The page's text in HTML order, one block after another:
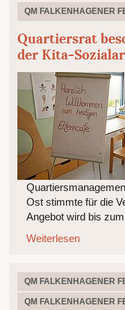
QM FALKENHAGENER
Quartiersrat
der Kita-
Ost stimmte für die
Angebot wird bis
Weiterlesen
QM FALKENHAGENER
QM FALKENHAGENER